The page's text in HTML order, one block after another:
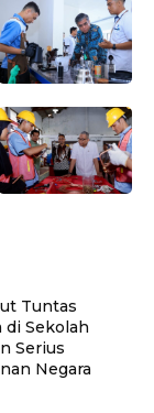
Tuntas
di Sekolah
Serius
Negara